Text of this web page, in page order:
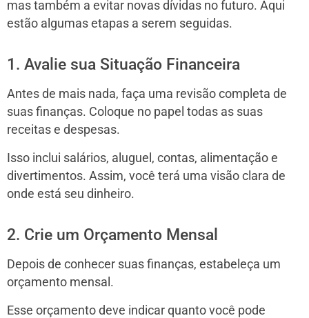
mas também a evitar novas dívidas no futuro. Aqui
estão algumas etapas a serem seguidas.
1. Avalie sua Situação Financeira
Antes de mais nada, faça uma revisão completa de
suas finanças. Coloque no papel todas as suas
receitas e despesas.
Isso inclui salários, aluguel, contas, alimentação e
divertimentos. Assim, você terá uma visão clara de
onde está seu dinheiro.
2. Crie um Orçamento Mensal
Depois de conhecer suas finanças, estabeleça um
orçamento mensal.
Esse orçamento deve indicar quanto você pode